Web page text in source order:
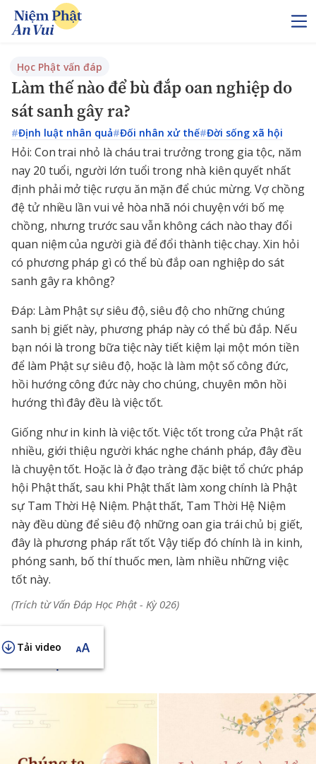
Học Phật vấn đáp
Làm thế nào để bù đắp oan nghiệp do
sát sanh gây ra?
#Định luật nhân quả#Đối nhân xử thế#Đời sống xã hội
Hỏi: Con trai nhỏ là cháu trai trưởng trong gia tộc, năm
nay 20 tuổi, người lớn tuổi trong nhà kiên quyết nhất
định phải mở tiệc rượu ăn mặn để chúc mừng. Vợ chồng
đệ tử nhiều lần vui vẻ hòa nhã nói chuyện với bố mẹ
chồng, nhưng trước sau vẫn không cách nào thay đổi
quan niệm của người già để đổi thành tiệc chay. Xin hỏi
có phương pháp gì có thể bù đắp oan nghiệp do sát
sanh gây ra không?
Đáp: Làm Phật sự siêu độ, siêu độ cho những chúng
sanh bị giết này, phương pháp này có thể bù đắp. Nếu
bạn nói là trong bữa tiệc này tiết kiệm lại một món tiền
để làm Phật sự siêu độ, hoặc là làm một số công đức,
hồi hướng công đức này cho chúng, chuyên môn hồi
hướng thì đây đều là việc tốt.
Giống như in kinh là việc tốt. Việc tốt trong cửa Phật rất
nhiều, giới thiệu người khác nghe chánh pháp, đây đều
là chuyện tốt. Hoặc là ở đạo tràng đặc biệt tổ chức pháp
hội Phật thất, sau khi Phật thất làm xong chính là Phật
sự Tam Thời Hệ Niệm. Phật thất, Tam Thời Hệ Niệm
này đều dùng để siêu độ những oan gia trái chủ bị giết,
đây là phương pháp rất tốt. Vậy tiếp đó chính là in kinh,
phóng sanh, bố thí thuốc men, làm nhiều những việc
tốt này.
(Trích từ Vấn Đáp Học Phật - Kỳ 026)
Tải video